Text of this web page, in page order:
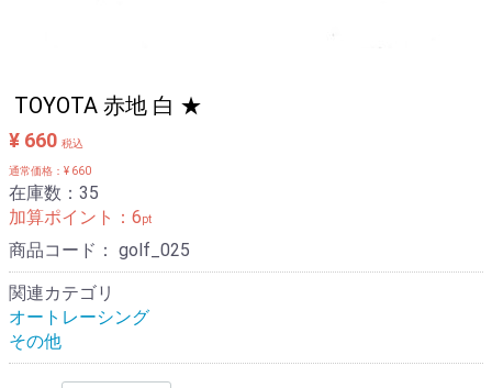
TOYOTA 赤地 白 ★
¥ 660 税込
通常価格：¥ 660
在庫数：35
加算ポイント： 6pt
商品コード： golf_025
関連カテゴリ
オートレーシング
その他